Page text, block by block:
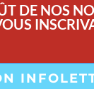
DE NOS